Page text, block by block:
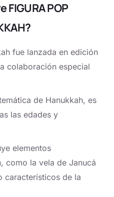
FIGURA POP
fue lanzada en edición
colaboración especial
de Hanukkah, es
las edades y
elementos
como la vela de Janucá
característicos de la